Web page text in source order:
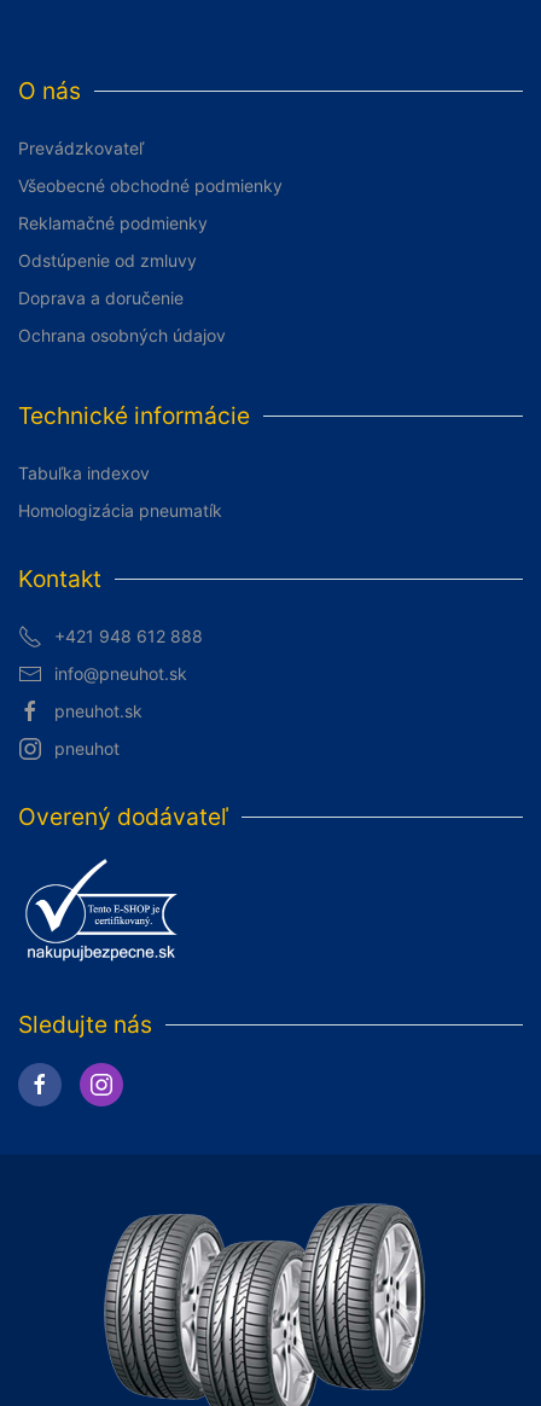
O nás
Prevádzkovateľ
Všeobecné obchodné podmienky
Reklamačné podmienky
Odstúpenie od zmluvy
Doprava a doručenie
Ochrana osobných údajov
Technické informácie
Tabuľka indexov
Homologizácia pneumatík
Kontakt
+421 948 612 888
info@pneuhot.sk
pneuhot.sk
pneuhot
Overený dodávateľ
Sledujte nás